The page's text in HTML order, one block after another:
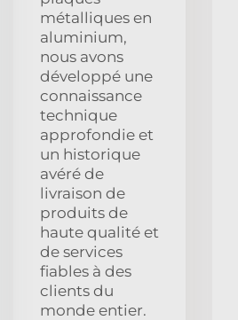
métalliques en
aluminium,
nous avons
développé une
connaissance
technique
approfondie et
un historique
avéré de
livraison de
produits de
haute qualité et
de services
fiables à des
clients du
monde entier.